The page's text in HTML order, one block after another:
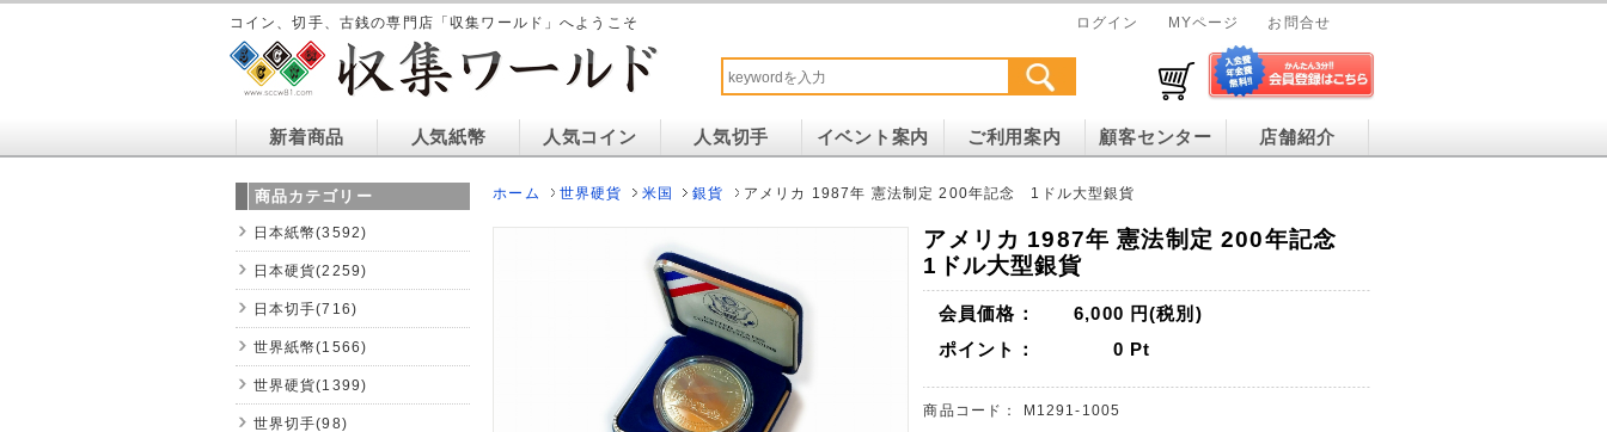
コイン、切手、古銭の専門店「収集ワールド」へようこそ ログイン MYページ お問合せ
新着商品 人気紙幣 人気コイン 人気切手 イベント案内 ご利用案内 顧客センター 店舗紹介
ホーム 世界硬貨 米国 銀貨 アメリカ 1987年 憲法制定 200年記念 1ドル大型銀貨
アメリカ 1987年 憲法制定 200年記念
1ドル大型銀貨
会員価格： 6,000 円(税別)
ポイント：
0 Pt
商品コード： M1291-1005
商品カテゴリー
日本紙幣(3592)
日本硬貨(2259)
日本切手(716)
世界紙幣(1566)
世界硬貨(1399)
世界切手(98)